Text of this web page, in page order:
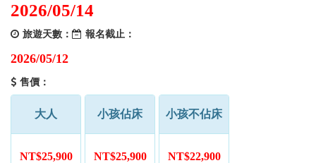
2026/05/14
旅遊天數： 報名截止：
2026/05/12
售價：
大人
NT$25,900
小孩佔床
NT$25,900
小孩不佔床
NT$22,900